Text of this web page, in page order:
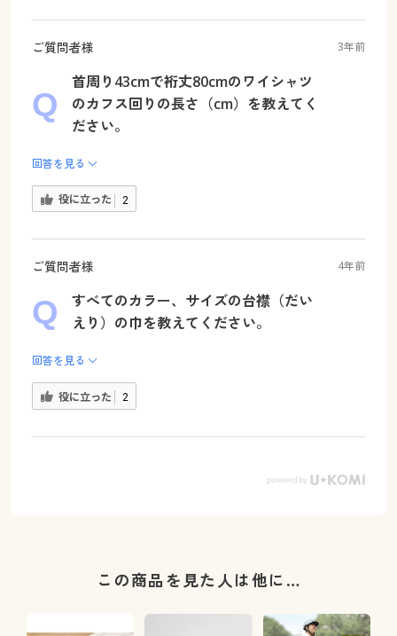
ご質問者様 3年前
首周り43cmで裄丈80cmのワイシャツ
のカフス回りの長さ（cm）を教えてく
ださい。
回答を見る
役に立った 2
ご質問者様 4年前
すべてのカラー、サイズの台襟（だい
えり）の巾を教えてください。
回答を見る
役に立った 2
この商品を見た人は他に…